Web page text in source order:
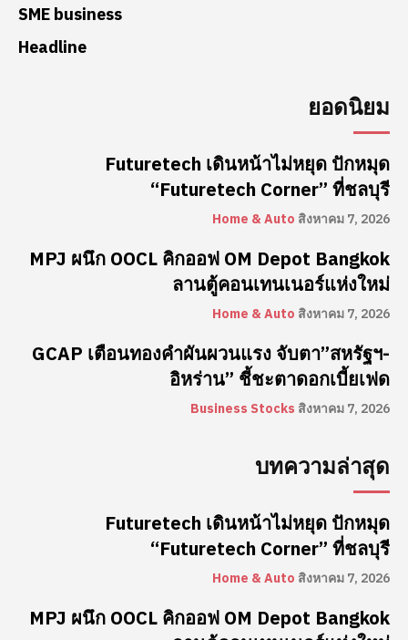
SME business
Headline
ยอดนิยม
Futuretech เดินหน้าไม่หยุด ปักหมุด
“Futuretech Corner” ที่ชลบุรี
Home & Auto สิงหาคม 7, 2026
MPJ ผนึก OOCL คิกออฟ OM Depot Bangkok
ลานตู้คอนเทนเนอร์แห่งใหม่
Home & Auto สิงหาคม 7, 2026
GCAP เตือนทองคำผันผวนแรง จับตา”สหรัฐฯ-
อิหร่าน” ชี้ชะตาดอกเบี้ยเฟด
Business Stocks สิงหาคม 7, 2026
บทความล่าสุด
Futuretech เดินหน้าไม่หยุด ปักหมุด
“Futuretech Corner” ที่ชลบุรี
Home & Auto สิงหาคม 7, 2026
MPJ ผนึก OOCL คิกออฟ OM Depot Bangkok